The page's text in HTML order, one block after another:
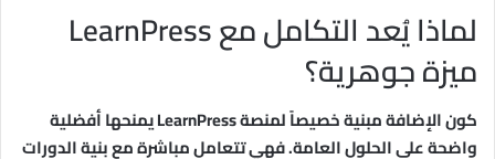
لماذا يُعد التكامل مع LearnPress
ميزة جوهرية؟
كون الإضافة مبنية خصيصاً لمنصة LearnPress يمنحها أفضلية
واضحة على الحلول العامة. فهي تتعامل مباشرة مع بنية الدورات